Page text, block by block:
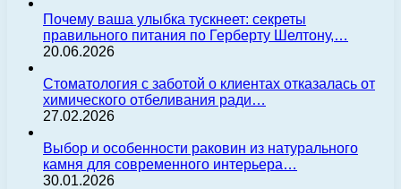
Почему ваша улыбка тускнеет: секреты
правильного питания по Герберту Шелтону,…
20.06.2026
Стоматология с заботой о клиентах отказалась от
химического отбеливания ради…
27.02.2026
Выбор и особенности раковин из натурального
камня для современного интерьера…
30.01.2026